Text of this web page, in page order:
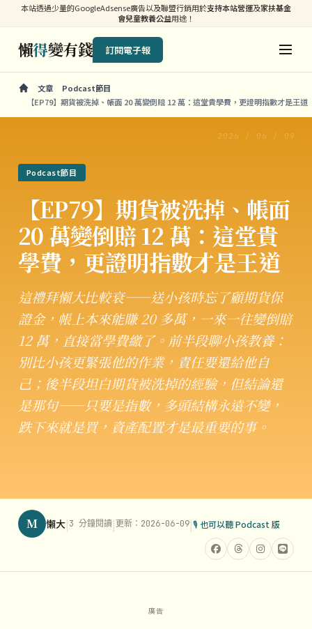
本站透過少量的GoogleAdsense廣告以及聯盟行銷用於支持本站營運及家扶基金
會兒童教養公益用途！
懶得變有錢 訂閱電子報
文章
Podcast節目
【EP79】期貨被洗掉、帳面 20 萬變倒賠 12 萬：這堂貴學費，更證明指數才是王道
2026 / 06 / 09
Podcast節目
【EP79】期貨被洗掉、帳面
20 萬變倒賠 12 萬：這堂貴
學費，更證明指數才是王道
這禮拜懶大比較衰——送小孩時忘了顧期貨保
證金，帳上本來能賺 20 多萬，一來一往變倒賠
12 萬，直接當學費繳了。前半段聊小孩教養：
別比小孩更緊張他的作業，責任要還給他自
己；後半段坦白期貨被洗掉的經驗，但結論還
是那句——只要是指數，多頭結構永遠不變，
跌下來就是買，資產配置才是最重要的事。
M 懶大|3 分鐘閱讀|更新：2026-06-09|🎙 也可以聽 Podcast 版